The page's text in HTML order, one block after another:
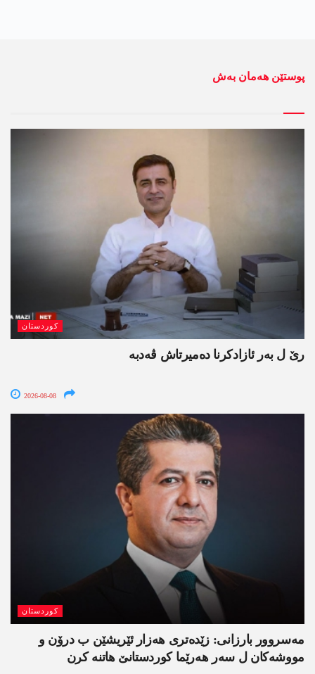
پوستێن ھەمان بەش
کوردستان
رێ ل بەر ئازادکرنا دەمیرتاش ڤەدبە
2026-08-08
کوردستان
مەسروور بارزانی: زێدەتری ھەزار ئێریشێن ب درۆن و
مووشەکان ل سەر ھەرێما کوردستانێ ھاتنە کرن